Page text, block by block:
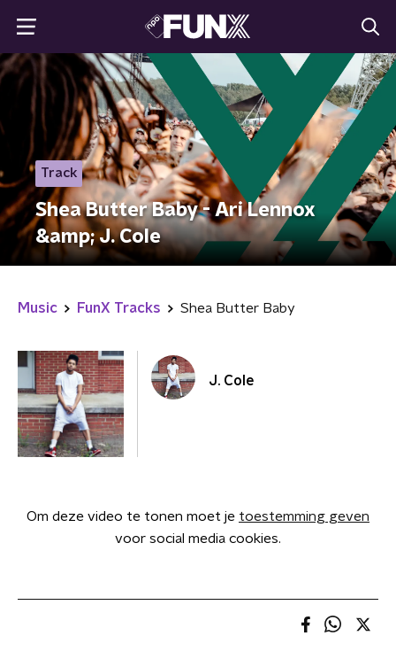
Track
Shea Butter Baby - Ari Lennox
&amp; J. Cole
Music FunX Tracks Shea Butter Baby
J. Cole
Om deze video te tonen moet je toestemming geven
voor social media cookies.